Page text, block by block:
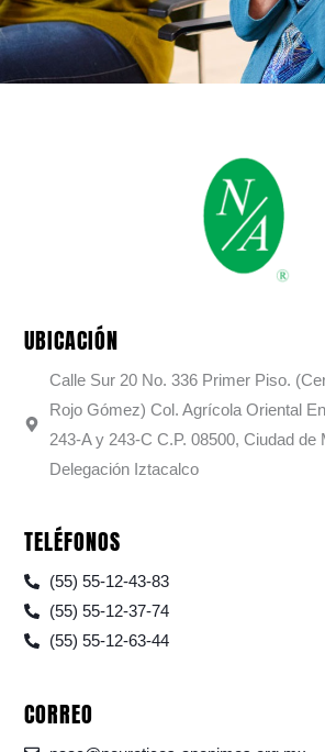
UBICACIÓN
Calle Sur 20 No. 336 Primer Piso.
Rojo Gómez) Col. Agrícola Oriental
243-A y 243-C C.P. 08500, Ciudad de
Delegación Iztacalco
TELÉFONOS
(55) 55-12-43-83
(55) 55-12-37-74
(55) 55-12-63-44
CORREO